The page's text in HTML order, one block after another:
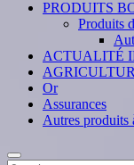
PRODUITS
Produits
ACTUALITÉ
Or
Assurances
Autres produits
Search